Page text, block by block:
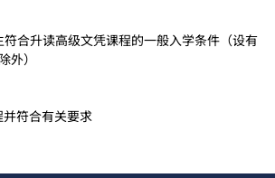
合升读高级文凭课程的一般入学条件（设有
外）
符合有关要求